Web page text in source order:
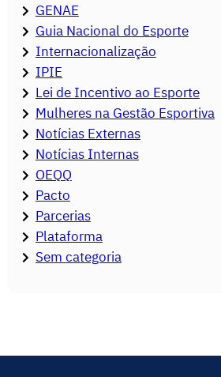
GENAE
Guia Nacional do Esporte
Internacionalização
IPIE
Lei de Incentivo ao Esporte
Mulheres na Gestão Esportiva
Notícias Externas
Notícias Internas
OEQQ
Pacto
Parcerias
Plataforma
Sem categoria